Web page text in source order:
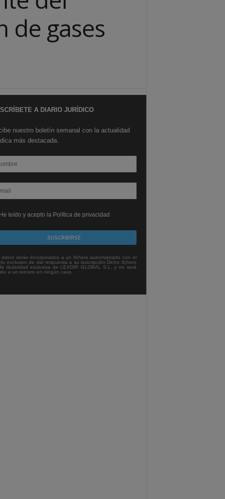
de gases
A DIARIO JURÍDICO
nuestro boletín semanal con la actualidad
más destacada.
leído y acepto la Política de privacidad
datos serán incorporados a un fichero automatizado con el
exclusivo de dar respuesta a su suscripción Dicho fichero
titularidad exclusiva de LEXDIR GLOBAL S.L. y no será
a un tercero en ningún caso.